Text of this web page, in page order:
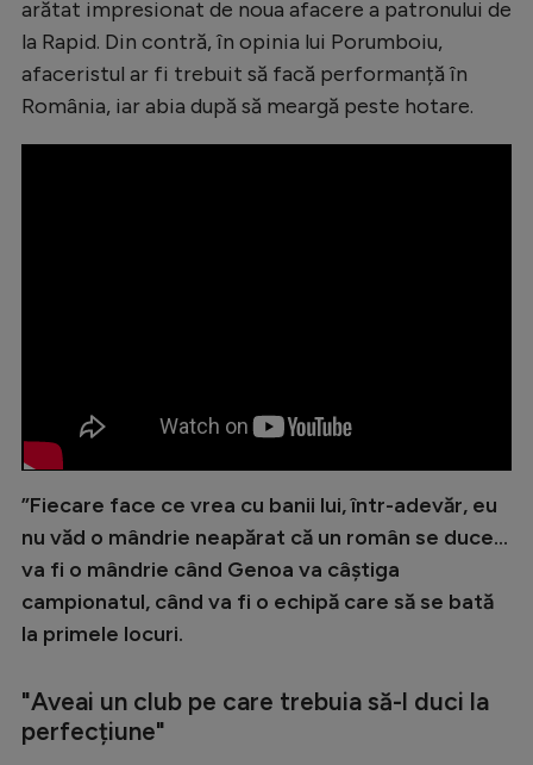
Handbal
Natație
JO 2026
Intră în cont
Creează cont
arătat impresionat de noua afacere a patronului de
la Rapid. Din contră, în opinia lui Porumboiu,
afaceristul ar fi trebuit să facă performanță în
România, iar abia după să meargă peste hotare.
”Fiecare face ce vrea cu banii lui, într-adevăr, eu
nu văd o mândrie neapărat că un român se duce…
va fi o mândrie când Genoa va câștiga
campionatul, când va fi o echipă care să se bată
la primele locuri.
"Aveai un club pe care trebuia să-l duci la
perfecțiune"